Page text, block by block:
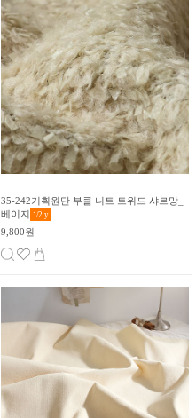
35-242기획원단 부클 니트 트위드 샤르망_
베이지 1/2 y
9,800원